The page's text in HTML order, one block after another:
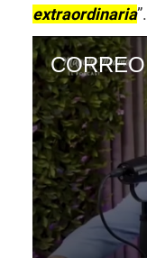
extraordinaria”.